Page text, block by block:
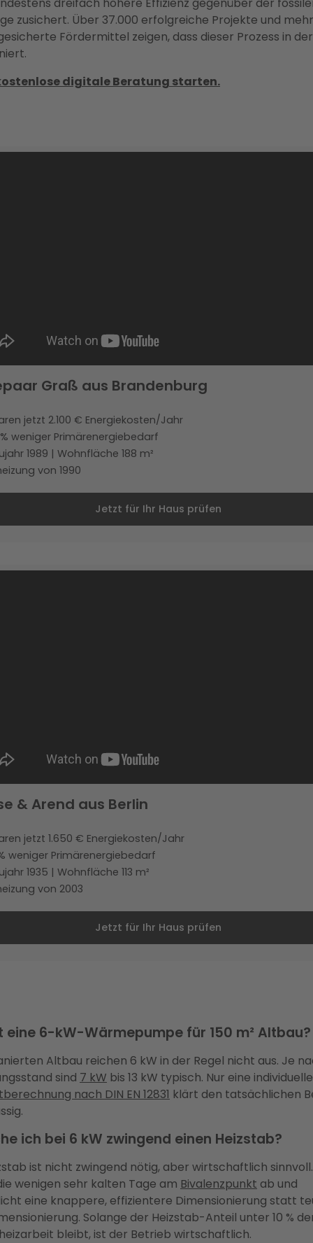
zusichert. Über 37.000 erfolgreiche Projekte und mehr
Fördermittel zeigen, dass dieser Prozess in
digitale Beratung starten.
Graß aus Brandenburg
jetzt 2.100 € Energiekosten/Jahr
weniger Primärenergiebedarf
1989 | Wohnfläche 188 m²
von 1990
Jetzt für Ihr Haus prüfen
& Arend aus Berlin
jetzt 1.650 € Energiekosten/Jahr
weniger Primärenergiebedarf
1935 | Wohnfläche 113 m²
von 2003
Jetzt für Ihr Haus prüfen
eine 6-kW-Wärmepumpe für 150 m² Altbau?
Altbau reichen 6 kW in der Regel nicht aus. Je
sind 7 kW bis 13 kW typisch. Nur eine individuelle
nach DIN EN 12831 klärt den tatsächlichen
ich bei 6 kW zwingend einen Heizstab?
ist nicht zwingend nötig, aber wirtschaftlich
wenigen sehr kalten Tage am Bivalenzpunkt ab und
eine knappere, effizientere Dimensionierung statt
Solange der Heizstab-Anteil unter 10 %
bleibt, ist der Betrieb wirtschaftlich.